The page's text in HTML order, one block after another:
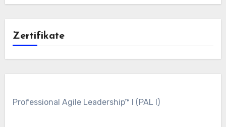
Zertifikate
Professional Agile Leadership™ I (PAL I)